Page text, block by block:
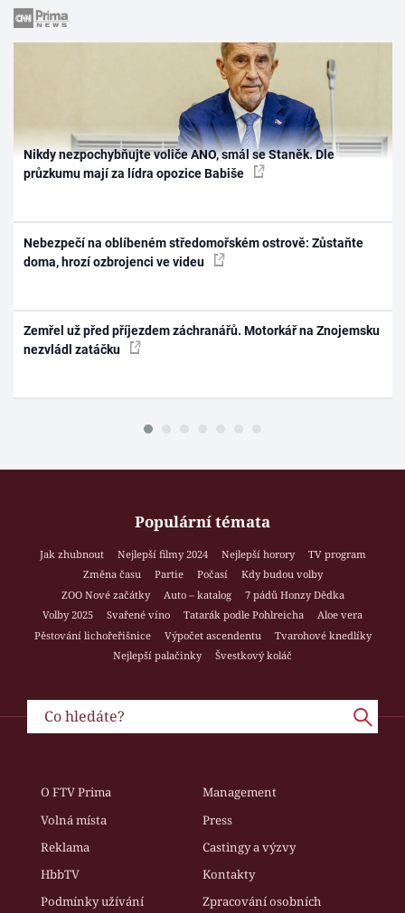
Nikdy nezpochybňujte voliče ANO, smál se Staněk. Dle
průzkumu mají za lídra opozice Babiše
Nebezpečí na oblíbeném středomořském ostrově: Zůstaňte
doma, hrozí ozbrojenci ve videu
Zemřel už před příjezdem záchranářů. Motorkář na Znojemsku
nezvládl zatáčku
Populární témata
Jak zhubnout Nejlepší filmy 2024 Nejlepší horory
TV program
Změna času
Partie Počasí
Kdy budou volby
ZOO Nové začátky
Auto – katalog
7 pádů Honzy Dědka
Volby 2025
Svařené víno Tatarák podle Pohlreicha
Aloe vera
Pěstování lichořeřišnice
Výpočet ascendentu
Tvarohové knedlíky
Nejlepší palačinky
Švestkový koláč
O FTV Prima
Management
Volná místa
Press
Reklama
Castingy a výzvy
HbbTV
Kontakty
Podmínky užívání
Zpracování osobních